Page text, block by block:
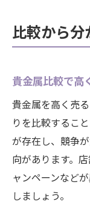
比較から
貴金属比較で高
貴金属を高く売
りを比較するこ
が存在し、競争
向があります。
ャンペーンなど
しましょう。